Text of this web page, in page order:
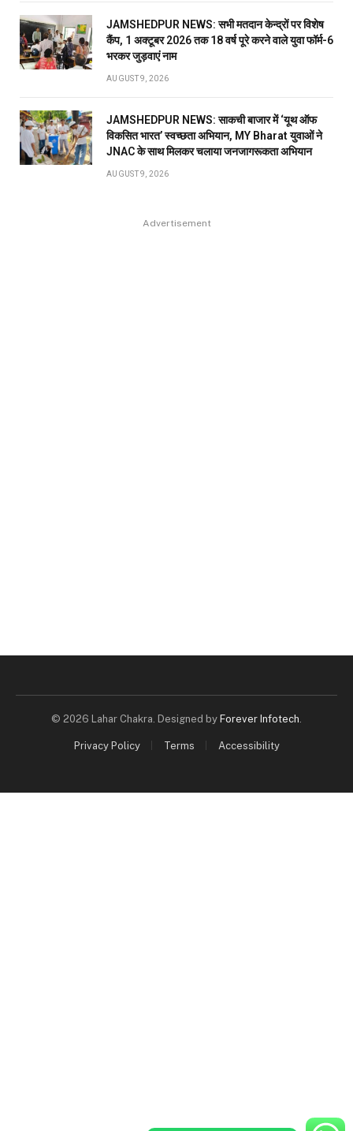
JAMSHEDPUR NEWS: सभी मतदान केन्द्रों पर विशेष
कैंप, 1 अक्टूबर 2026 तक 18 वर्ष पूरे करने वाले युवा फॉर्म-6
भरकर जुड़वाएं नाम
AUGUST 9, 2026
JAMSHEDPUR NEWS: साकची बाजार में ‘यूथ ऑफ
विकसित भारत’ स्वच्छता अभियान, MY Bharat युवाओं ने
JNAC के साथ मिलकर चलाया जनजागरूकता अभियान
AUGUST 9, 2026
Advertisement
© 2026 Lahar Chakra. Designed by Forever Infotech
Privacy Policy Terms Accessibility